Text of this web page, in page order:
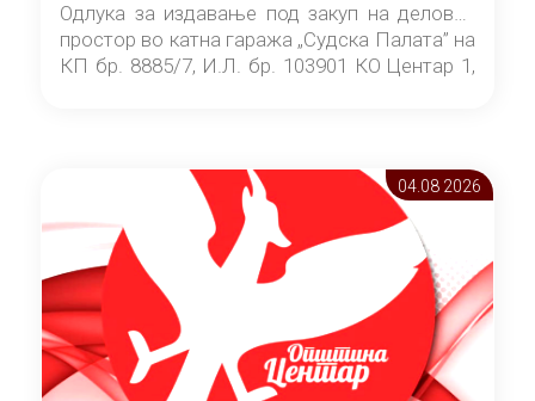
Одлука за издавање под закуп на деловен
простор во катна гаража „Судска Палата” на
КП бр. 8885/7, И.Л. бр. 103901 КО Центар 1,
Скопје” број 9/2026), за времетраење од 3
(три) години од денот на потпишувањето на
Договорот за закуп со најповолниот
понудувач.
04.08 2026